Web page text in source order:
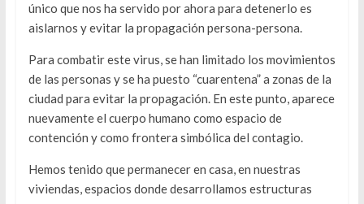
único que nos ha servido por ahora para detenerlo es
aislarnos y evitar la propagación persona-persona.
Para combatir este virus, se han limitado los movimientos
de las personas y se ha puesto “cuarentena” a zonas de la
ciudad para evitar la propagación. En este punto, aparece
nuevamente el cuerpo humano como espacio de
contención y como frontera simbólica del contagio.
Hemos tenido que permanecer en casa, en nuestras
viviendas, espacios donde desarrollamos estructuras